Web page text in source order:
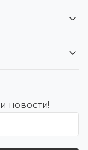
новости!